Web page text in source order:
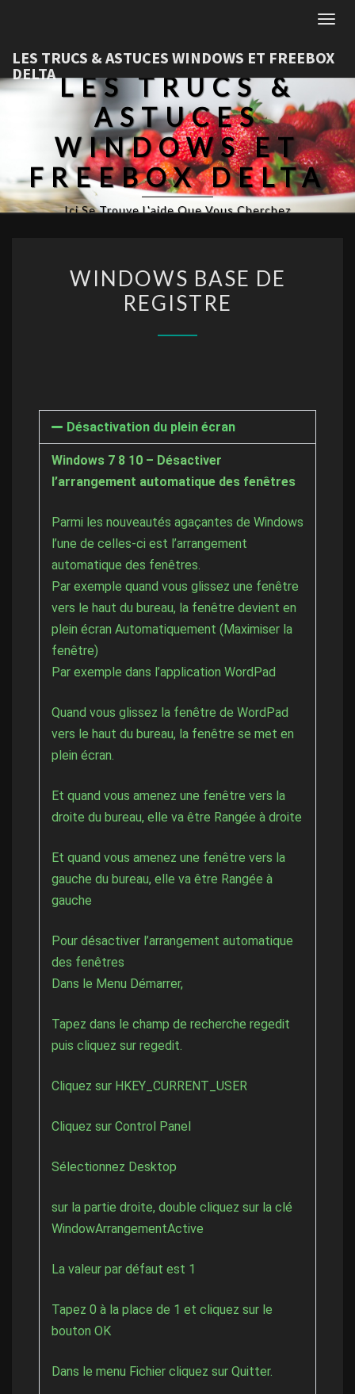
LES TRUCS & ASTUCES WINDOWS ET FREEBOX
DELTALES TRUCS &
ASTUCES
WINDOWS ET
FREEBOX DELTA
Ici Se Trouve L'aide Que Vous Cherchez
WINDOWS BASE DE
REGISTRE
Désactivation du plein écran
Windows 7 8 10 – Désactiver
l’arrangement automatique des fenêtres
Parmi les nouveautés agaçantes de Windows
l’une de celles-ci est l’arrangement
automatique des fenêtres.
Par exemple quand vous glissez une fenêtre
vers le haut du bureau, la fenêtre devient en
plein écran Automatiquement (Maximiser la
fenêtre)
Par exemple dans l’application WordPad
Quand vous glissez la fenêtre de WordPad
vers le haut du bureau, la fenêtre se met en
plein écran.
Et quand vous amenez une fenêtre vers la
droite du bureau, elle va être Rangée à droite
Et quand vous amenez une fenêtre vers la
gauche du bureau, elle va être Rangée à
gauche
Pour désactiver l’arrangement automatique
des fenêtres
Dans le Menu Démarrer,
Tapez dans le champ de recherche regedit
puis cliquez sur regedit.
Cliquez sur HKEY_CURRENT_USER
Cliquez sur Control Panel
Sélectionnez Desktop
sur la partie droite, double cliquez sur la clé
WindowArrangementActive
La valeur par défaut est 1
Tapez 0 à la place de 1 et cliquez sur le
bouton OK
Dans le menu Fichier cliquez sur Quitter.